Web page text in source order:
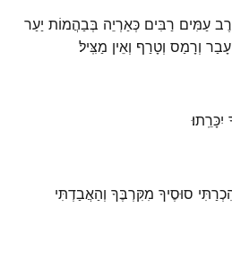
עַמִּים רַבִּים כְּאַרְיֵה בְּבַהֲמוֹת יַעַר
וְרָמַס וְטָרַף וְאֵין מַצִּֽיל׃
סוּסֶיךָ מִקִּרְבֶּךָ וְהַאֲבַדְתִּי